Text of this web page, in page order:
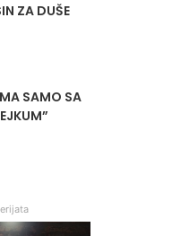
ZA DUŠE
SAMO SA